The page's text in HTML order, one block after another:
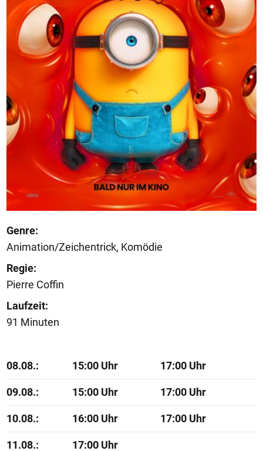
Genre:
Animation/Zeichentrick, Komödie
Regie:
Pierre Coffin
Laufzeit:
91 Minuten
08.08.: 15:00 Uhr 17:00 Uhr
09.08.: 15:00 Uhr 17:00 Uhr
10.08.: 16:00 Uhr 17:00 Uhr
11.08.: 17:00 Uhr